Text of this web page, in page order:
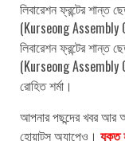
লিবারেশন ফ্রন্টের শান্ত
(Kurseong Assembly
লিবারেশন ফ্রন্টের শান্ত
(Kurseong Assembly
রোহিত শর্মা।
আপনার পছন্দের খবর আর
হোয়াটস অ্যাপেও। যুক্ত